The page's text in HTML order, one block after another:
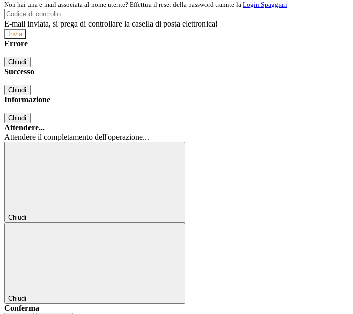
Non hai una e-mail associata al nome utente? Effettua il reset della password tramite la Login Spaggiari
E-mail inviata, si prega di controllare la casella di posta elettronica!
Errore
Chiudi
Successo
Chiudi
Informazione
Chiudi
Attendere...
Attendere il completamento dell'operazione...
Chiudi
Chiudi
Conferma